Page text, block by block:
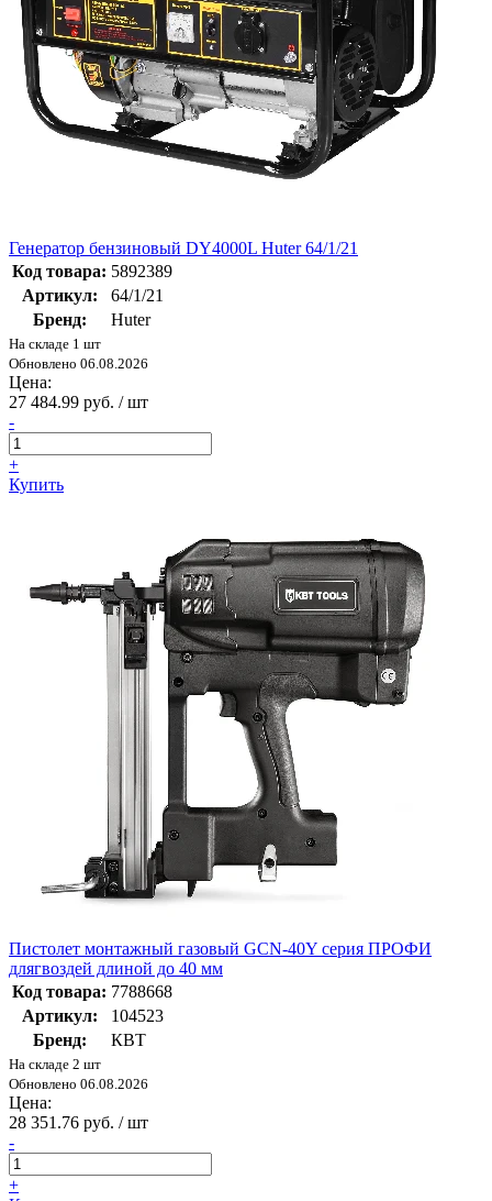
Генератор бензиновый DY4000L Huter 64/1/21
Код товара: 5892389
Артикул:
64/1/21
Бренд:
Huter
На складе 1 шт
Обновлено 06.08.2026
Цена:
27 484.99 руб. / шт
-
+
Купить
Пистолет монтажный газовый GCN-40Y серия ПРОФИ
длягвоздей длиной до 40 мм
Код товара: 7788668
Артикул:
104523
Бренд:
КВТ
На складе 2 шт
Обновлено 06.08.2026
Цена:
28 351.76 руб. / шт
-
+